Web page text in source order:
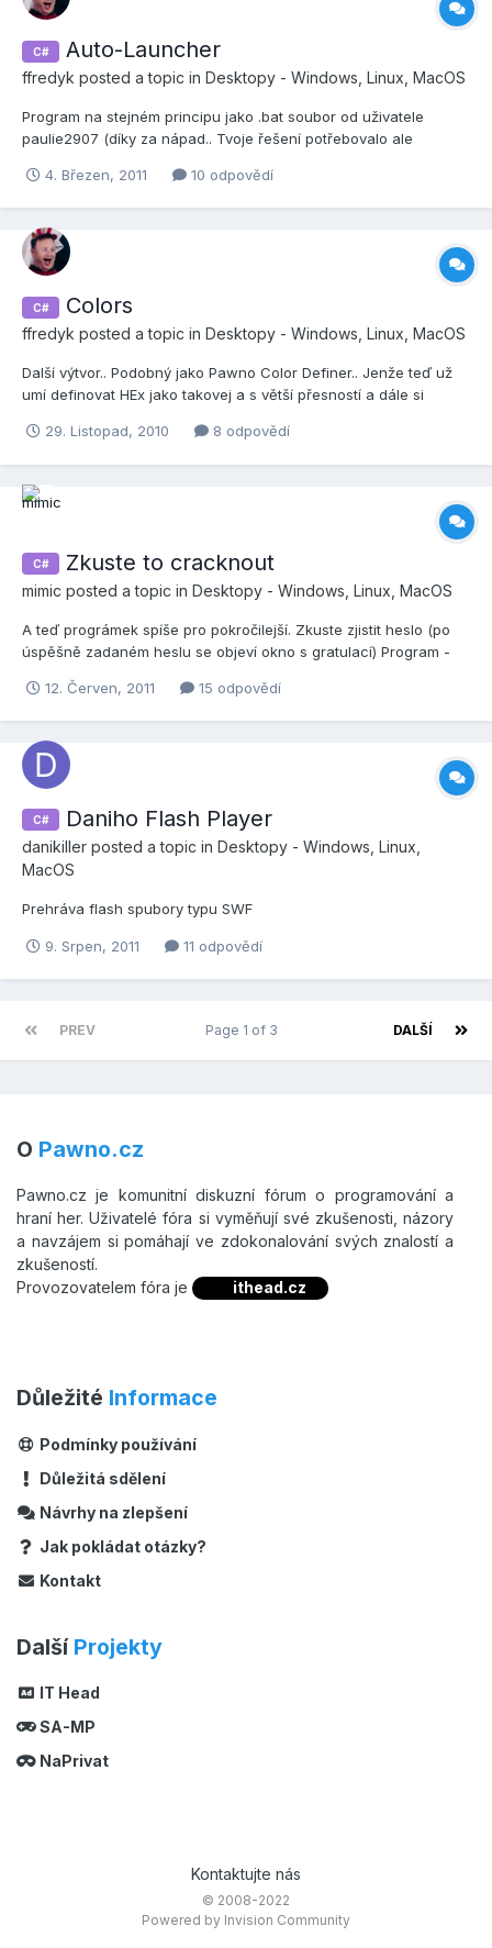
C# Auto-Launcher
ffredyk posted a topic in Desktopy - Windows, Linux, MacOS
Program na stejném principu jako .bat soubor od uživatele
paulie2907 (díky za nápad.. Tvoje řešení potřebovalo ale
soubor nastrčí ho do vámi zvolené složky, spustí server a zapne
sa-mp klienta pro připojení na server.. Instalace: N...
4. Březen, 2011 10 odpovědí
C# Colors
ffredyk posted a topic in Desktopy - Windows, Linux, MacOS
Další výtvor.. Podobný jako Pawno Color Definer.. Jenže teď už
umí definovat HEx jako takovej a s větší přesností a dále si
"Define HEX" a napsat do políčka "MojeHEX{%c}"
http://ffredyk.ic.cz/C/Colors.exe
29. Listopad, 2010 8 odpovědí
C# Zkuste to cracknout
mimic posted a topic in Desktopy - Windows, Linux, MacOS
A teď prográmek spíše pro pokročilejší. Zkuste zjistit heslo (po
úspěšně zadaném heslu se objeví okno s gratulací) Program -
12. Červen, 2011
15 odpovědí
C# Daniho Flash Player
danikiller posted a topic in Desktopy - Windows, Linux,
MacOS
Prehráva flash spubory typu SWF
9. Srpen, 2011 11 odpovědí
PREV DALŠÍ
Page 1 of 3
O Pawno.cz
Pawno.cz je komunitní diskuzní fórum o programování a
hraní her. Uživatelé fóra si vyměňují své zkušenosti, názory
a navzájem si pomáhají ve zdokonalování svých znalostí a
zkušeností.
Provozovatelem fóra je
ithead.cz
Důležité Informace
Podmínky používání
Důležitá sdělení
Návrhy na zlepšení
Jak pokládat otázky?
Kontakt
Další Projekty
IT Head
SA-MP
NaPrivat
Kontaktujte nás
© 2008-2022
Powered by Invision Community